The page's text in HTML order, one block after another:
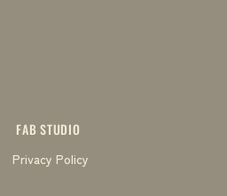
FAB STUDIO
Privacy Policy